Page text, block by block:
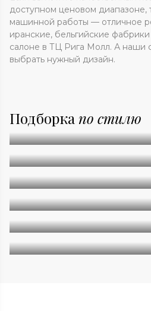
доступном ценовом
машинной работы — отличное
иранские, бельгийские
салоне в ТЦ Рига Молл. А наши
выбрать нужный дизайн.
Подборка по стилю
Абстракция
Однотонные
Геометрия
Классические
Современные
Дизайнерские